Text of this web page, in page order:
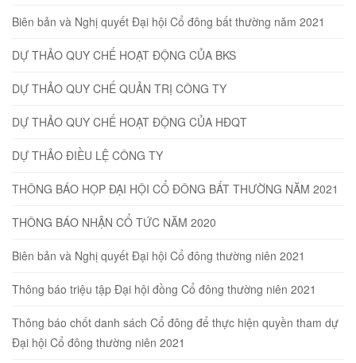
Biên bản và Nghị quyết Đại hội Cổ đông bất thường năm 2021
DỰ THẢO QUY CHẾ HOẠT ĐỘNG CỦA BKS
DỰ THẢO QUY CHẾ QUẢN TRỊ CÔNG TY
DỰ THẢO QUY CHẾ HOẠT ĐỘNG CỦA HĐQT
DỰ THẢO ĐIỀU LỆ CÔNG TY
THÔNG BÁO HỌP ĐẠI HỘI CỔ ĐÔNG BẤT THƯỜNG NĂM 2021
THÔNG BÁO NHẬN CỔ TỨC NĂM 2020
Biên bản và Nghị quyết Đại hội Cổ đông thường niên 2021
Thông báo triệu tập Đại hội đồng Cổ đông thường niên 2021
Thông báo chốt danh sách Cổ đông để thực hiện quyền tham dự
Đại hội Cổ đông thường niên 2021